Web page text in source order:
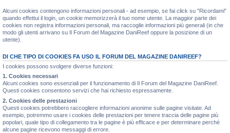
Alcuni cookies contengono informazioni personali - ad esempio, se fai click su "Ricordami"
quando effettui il login, un cookie memorizzerà il tuo nome utente. La maggior parte dei
cookies non registra informazioni personali, ma raccoglie informazioni più generali (in che
modo gli utenti arrivano su Il Forum del Magazine DaniReef oppure la posizione di un
utente).
DI CHE TIPO DI COOKIES FA USO IL FORUM DEL MAGAZINE DANIREEF?
I cookies possono svolgere diverse funzioni:
1. Cookies necessari
Alcuni cookies sono essenziali per il funzionamento di Il Forum del Magazine DaniReef.
Questi cookies consentono servizi che hai richiesto espressamente.
2. Cookies delle prestazioni
Questi cookies potrebbero raccogliere informazioni anonime sulle pagine visitate. Ad
esempio, potremmo usare i cookies delle prestazioni per tenere traccia delle pagine più
popolari, quale tipo di collegamento tra le pagine è più efficace e per determinare perché
alcune pagine ricevono messaggi di errore.